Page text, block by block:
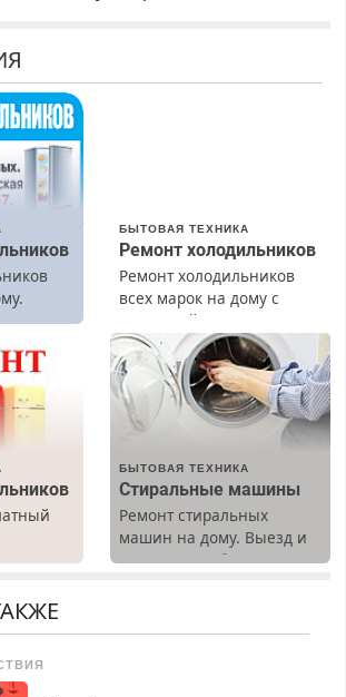
БЫТОВАЯ ТЕХНИКА
Ремонт холодильников
Ремонт холодильников
всех марок на дому с
гарантией. Замена
резины. Качественно.
Недорого. Без выходных.
Все районы. Скидка.
Вызов бесплатный.
ны.
БЫТОВАЯ ТЕХНИКА
Стиральные машины
Ремонт стиральных
машин на дому. Выезд и
диагностика бесплатно.